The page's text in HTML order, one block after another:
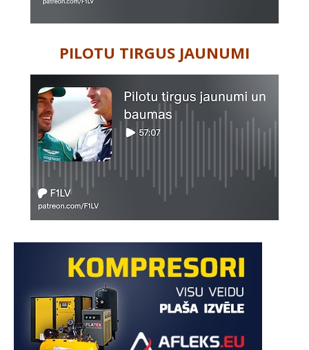
PILOTU TIRGUS JAUNUMI